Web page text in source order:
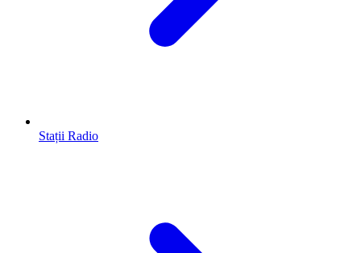
Stații Radio